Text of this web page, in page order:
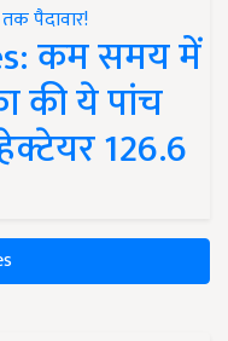
कम समय में
की ये पांच
126.6